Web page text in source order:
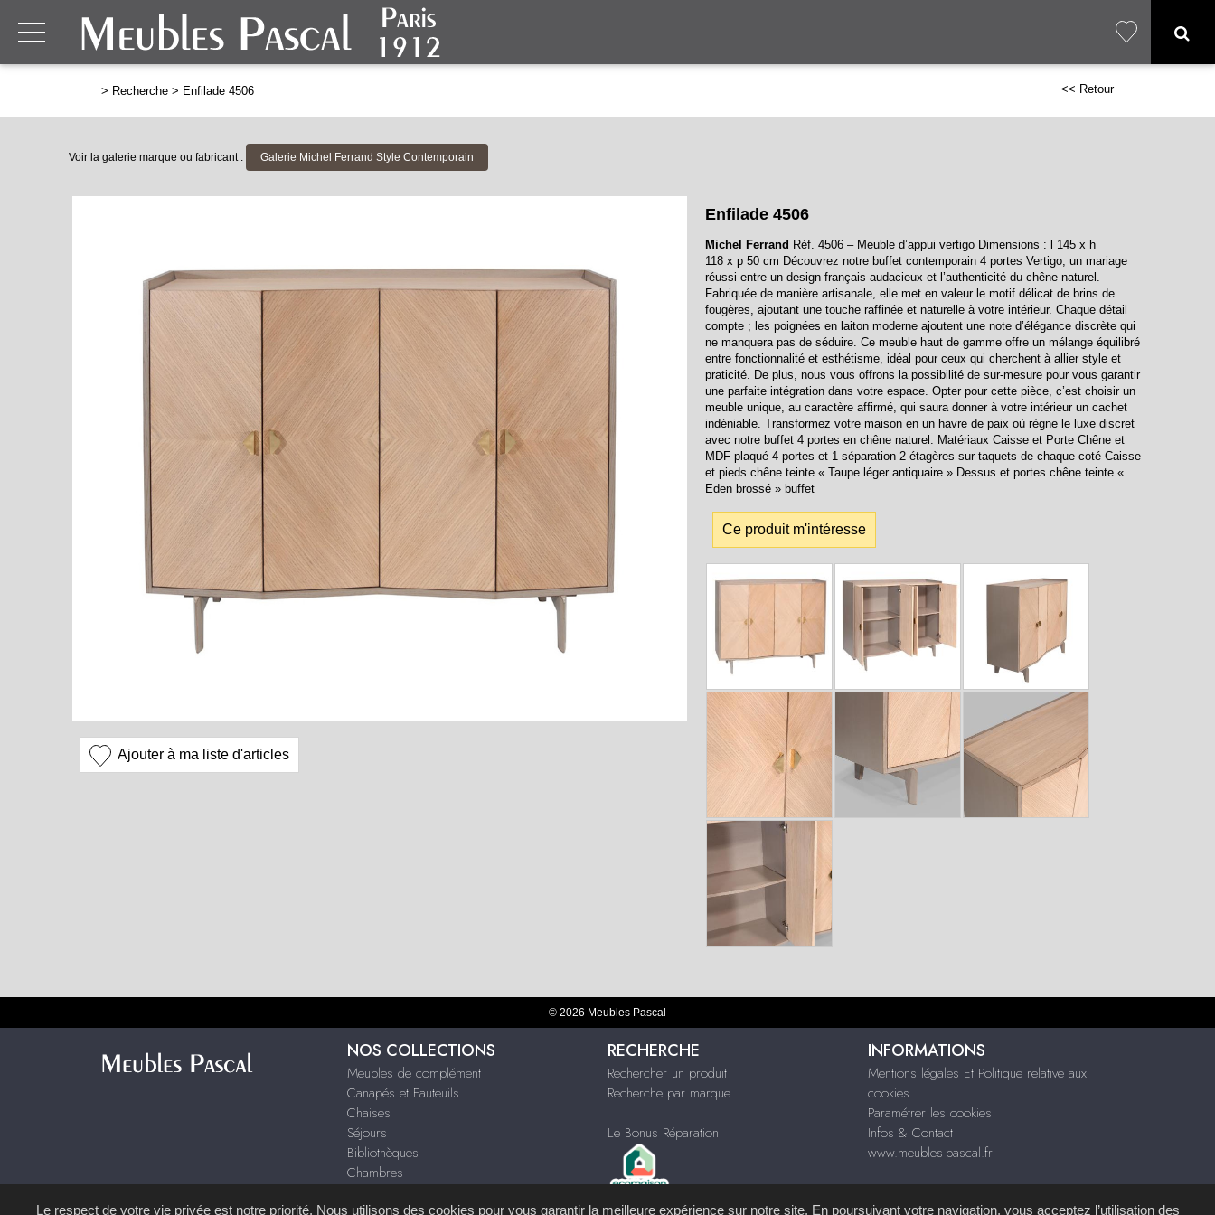
> Recherche > Enfilade 4506 << Retour
Voir la galerie marque ou fabricant : Galerie Michel Ferrand Style Contemporain
Ajouter à ma liste d'articles
Enfilade 4506
Michel Ferrand Réf. 4506 – Meuble d’appui vertigo Dimensions : l 145 x h
118 x p 50 cm Découvrez notre buffet contemporain 4 portes Vertigo, un mariage
réussi entre un design français audacieux et l’authenticité du chêne naturel.
Fabriquée de manière artisanale, elle met en valeur le motif délicat de brins de
fougères, ajoutant une touche raffinée et naturelle à votre intérieur. Chaque détail
compte ; les poignées en laiton moderne ajoutent une note d’élégance discrète qui
ne manquera pas de séduire. Ce meuble haut de gamme offre un mélange équilibré
entre fonctionnalité et esthétisme, idéal pour ceux qui cherchent à allier style et
praticité. De plus, nous vous offrons la possibilité de sur-mesure pour vous garantir
une parfaite intégration dans votre espace. Opter pour cette pièce, c’est choisir un
meuble unique, au caractère affirmé, qui saura donner à votre intérieur un cachet
indéniable. Transformez votre maison en un havre de paix où règne le luxe discret
avec notre buffet 4 portes en chêne naturel. Matériaux Caisse et Porte Chêne et
MDF plaqué 4 portes et 1 séparation 2 étagères sur taquets de chaque coté Caisse
et pieds chêne teinte « Taupe léger antiquaire » Dessus et portes chêne teinte «
Eden brossé » buffet
Ce produit m'intéresse
© 2026 Meubles Pascal
NOS COLLECTIONS
Meubles de complément
Canapés et Fauteuils
Chaises
Séjours
Bibliothèques
Chambres
RECHERCHE
Rechercher un produit
Recherche par marque
Le Bonus Réparation
INFORMATIONS
Mentions légales Et Politique relative aux
cookies
Paramétrer les cookies
Infos & Contact
www.meubles-pascal.fr
Le respect de votre vie privée est notre priorité. Nous utilisons des cookies pour vous garantir la meilleure expérience sur notre site. En poursuivant votre navigation, vous acceptez l’utilisation des